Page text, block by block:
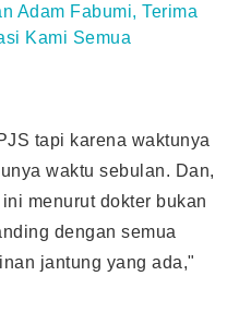
Adam Fabumi, Terima
Kami Semua
tapi karena waktunya
waktu sebulan. Dan,
menurut dokter bukan
dengan semua
jantung yang ada,"